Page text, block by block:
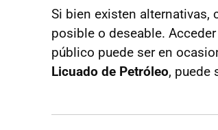
Si bien existen
posible o deseable.
público puede ser en
Licuado de Petróleo, puede